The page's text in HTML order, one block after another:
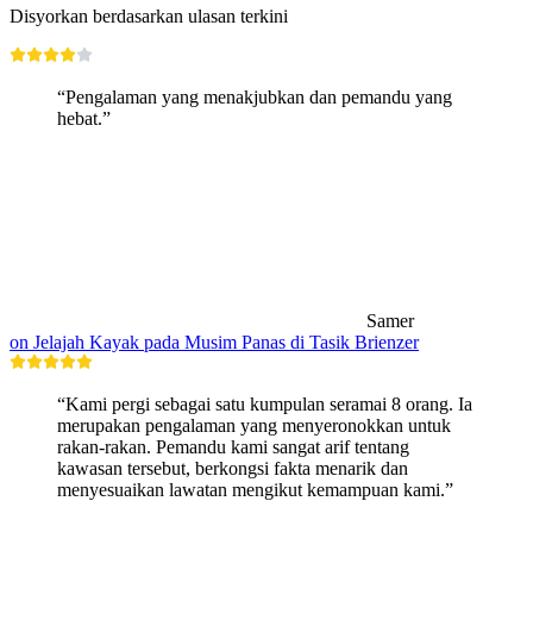
Disyorkan berdasarkan ulasan terkini
“Pengalaman yang menakjubkan dan pemandu yang
hebat.”
Samer
on Jelajah Kayak pada Musim Panas di Tasik Brienzer
“Kami pergi sebagai satu kumpulan seramai 8 orang. Ia
merupakan pengalaman yang menyeronokkan untuk
rakan-rakan. Pemandu kami sangat arif tentang
kawasan tersebut, berkongsi fakta menarik dan
menyesuaikan lawatan mengikut kemampuan kami.”